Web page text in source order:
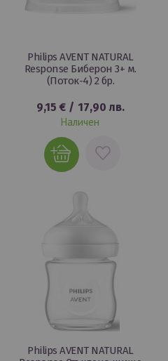
Philips AVENT NATURAL
Response Биберон 3+ м.
(Поток-4) 2 бр.
9,15 €/ 17,90 лв.
Наличен
ДОБАВИ
Philips AVENT NATURAL